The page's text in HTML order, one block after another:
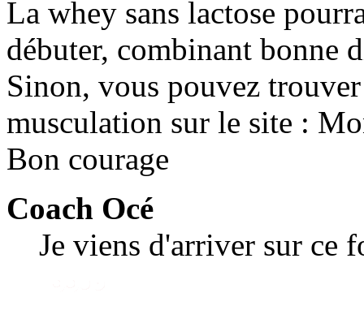
La whey sans lactose
débuter, combinant bonne
Sinon, vous pouvez
musculation sur le site :
Bon courage
Coach Océ
Je viens d'arriver sur ce